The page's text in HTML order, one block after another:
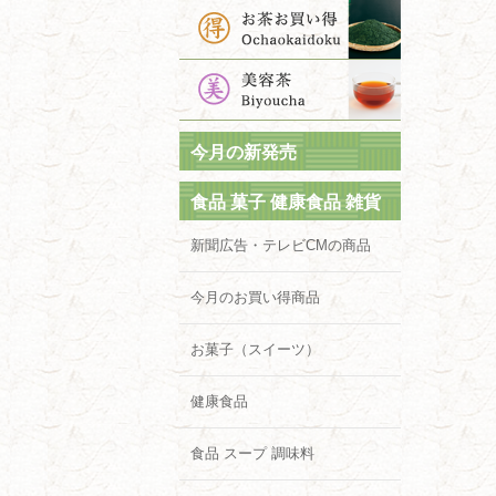
今月の新発売
食品 菓子 健康食品 雑貨
新聞広告・テレビCMの商品
今月のお買い得商品
お菓子（スイーツ）
健康食品
食品 スープ 調味料